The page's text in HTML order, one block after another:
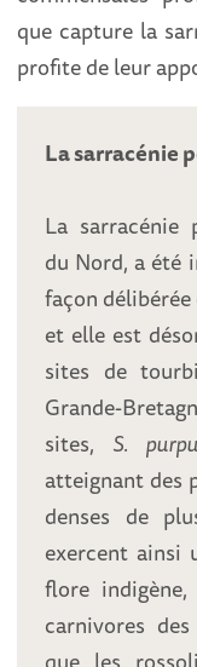
que capture la
profite de leur
La sarracénie
La sarracénie
du Nord, a été
façon délibérée
et elle est
sites de
Grande-
sites, S.
atteignant des
denses de
exercent ainsi
flore
carnivores